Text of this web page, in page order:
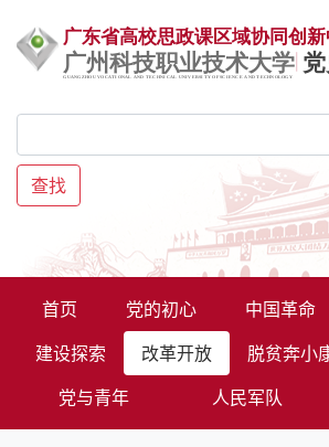
查找
首页 党的初心 中国革命
建设探索
改革开放 脱贫奔小
党与青年
人民军队